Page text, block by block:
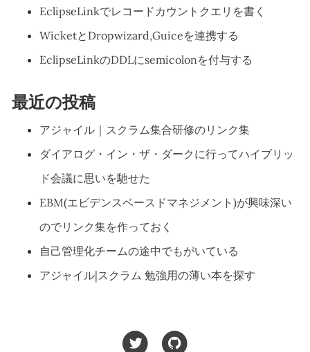
EclipseLinkでレコードカウントクエリを書く
WicketとDropwizard,Guiceを連携する
EclipseLinkのDDLにsemicolonを付与する
最近の投稿
アジャイル｜スクラム集合研修のリンク集
ダイアログ・イン・ザ・ダークに行ってハイブリッ
ド会議に思いを馳せた
EBM(エビデンスベースドマネジメント)が興味深い
のでリンク集を作っておく
自己管理化チームの途中でもがいている
アジャイル|スクラム 勉強用の薄い本を探す